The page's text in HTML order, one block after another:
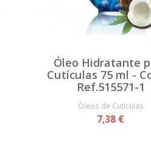
Óleo Hidratante
Cutículas 75 ml -
Ref.515571-1
Óleos de Cutículas
7,38 €